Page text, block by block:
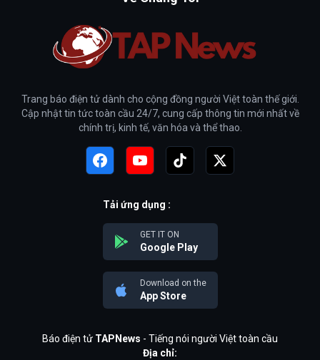
Trang báo điện tử dành cho cộng đồng người Việt toàn thế giới.
Cập nhật tin tức toàn cầu 24/7, cung cấp thông tin mới nhất về
chính trị, kinh tế, văn hóa và thể thao.
Tải ứng dụng :
GET IT ON
Google Play
Download on the
App Store
Báo điện tử TAPNews - Tiếng nói người Việt toàn cầu
Địa chỉ: